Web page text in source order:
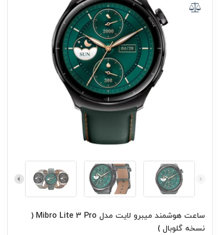
ساعت هوشمند میبرو لایت مدل Mibro Lite 3 Pro (
نسخه گلوبال )